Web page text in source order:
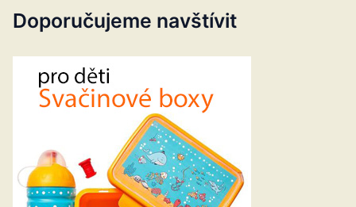
Doporučujeme navštívit